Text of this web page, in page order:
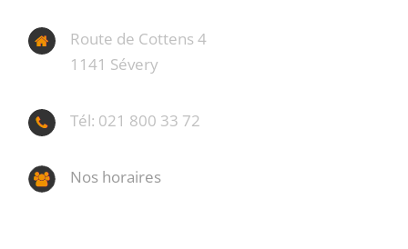
Route de Cottens 4
1141 Sévery
Tél: 021 800 33 72
Nos horaires